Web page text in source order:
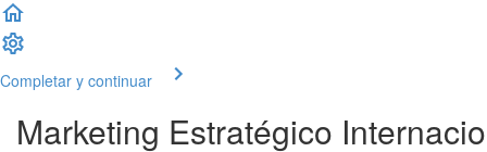
Completar y continuar
Marketing Estratégico